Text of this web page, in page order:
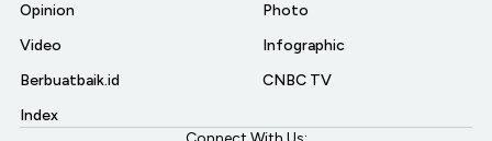
Opinion
Video
Berbuatbaik.id
Index
Photo
Infographic
CNBC TV